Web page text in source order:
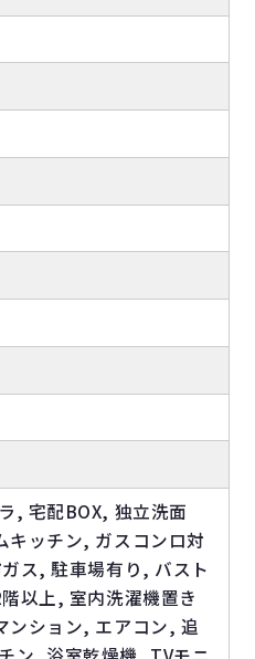
, 宅配BOX, 独立洗面
ッチン, ガスコンロ対
ス, 駐車場有り, バスト
以上, 室内洗濯機置き
ンション, エアコン, 追